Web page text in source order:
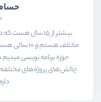
بیشتر از ۱۵ سال
مختلف هستم
حوزه برنامه نویسی
چالش‌های پروژه‌های